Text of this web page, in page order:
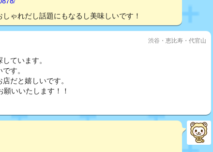
ゃれだし話題にもなるし美味しいです！
渋谷・恵比寿・代官山
ています。
す。
だと嬉しいです。
いいたします！！